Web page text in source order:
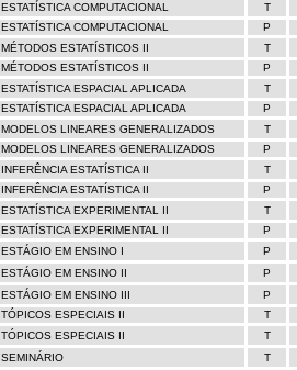
ESTATÍSTICA COMPUTACIONAL
T
ESTATÍSTICA COMPUTACIONAL
P
MÉTODOS ESTATÍSTICOS II
T
MÉTODOS ESTATÍSTICOS II
P
ESTATÍSTICA ESPACIAL APLICADA
T
ESTATÍSTICA ESPACIAL APLICADA
P
MODELOS LINEARES GENERALIZADOS
T
MODELOS LINEARES GENERALIZADOS
P
INFERÊNCIA ESTATÍSTICA II
T
INFERÊNCIA ESTATÍSTICA II
P
ESTATÍSTICA EXPERIMENTAL II
T
ESTATÍSTICA EXPERIMENTAL II
P
ESTÁGIO EM ENSINO I
P
ESTÁGIO EM ENSINO II
P
ESTÁGIO EM ENSINO III
P
TÓPICOS ESPECIAIS II
T
TÓPICOS ESPECIAIS II
T
SEMINÁRIO
T